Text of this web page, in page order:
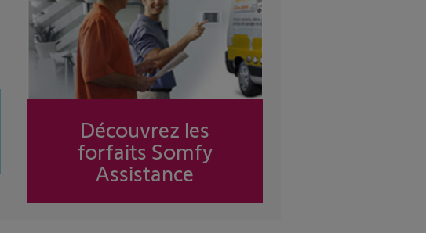
Découvrez les
forfaits Somfy
Assistance